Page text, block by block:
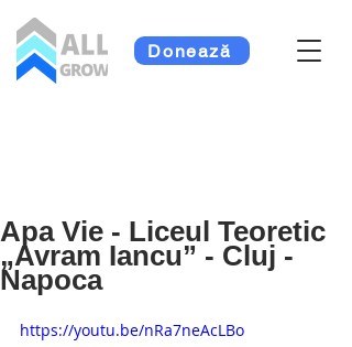
Donează
Apa Vie - Liceul Teoretic
„Avram Iancu” - Cluj -
Napoca
https://youtu.be/nRa7neAcLBo